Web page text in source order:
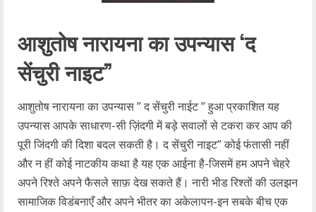
आशुतोष नारायना का उपन्यास ‘द
सेंचुरी नाइट”
आशुतोष नारायना का उपन्यास ” द सेंचुरी नाईट ” हुआ प्रकाशित यह
उपन्यास आपके साधारण-सी ज़िंदगी में बड़े सवालों से टकरा कर आप की
पूरी जिंदगी की दिशा बदल सकती है। द सेंचुरी नाइट” कोई फंतासी नहीं
और न हीं कोई नाटकीय कथा है यह एक आईना है-जिसमें हम अपने चेहरे
अपने रिश्ते अपने फैसले साफ़ देख सकते हैं। नारी भीड रिश्तों की उलझन
सामाजिक विडंबनाएँ और अपने भीतर का अकेलापन-इन सबके बीच एक